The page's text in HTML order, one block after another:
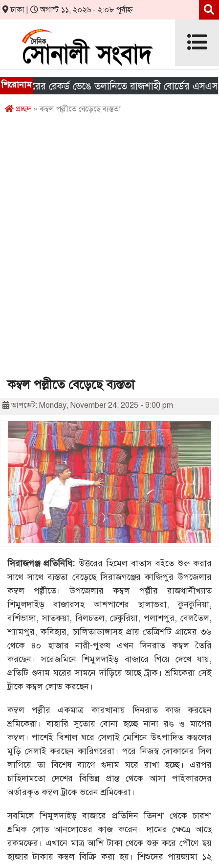
ঢাকা | অগাস্ট ১১, ২০২৬ - ২:০৮ পূর্বাহ্ন
শিরোনামরেকর্ড ভেঙে তলানিতে রাজশাহী বোর্ডের এসএসসির ফল
প্রচ্ছদ» কম্বল পল্লীতে বেড়েছে ব্যস্ততা
কম্বল পল্লীতে বেড়েছে ব্যস্ততা
আপডেট: Monday, November 24, 2025 - 9:00 pm
সিরাজগঞ্জ প্রতিনিধি: উত্তরের হিমেল বাতাস বইতে শুরু করার
সাথে সাথে ব্যস্ততা বেড়েছে সিরাজগঞ্জের কাজিপুর উপজেলার
কম্বল পল্লীতে। উপজেলার কম্বল পল্লীর রাজধানীখ্যাত
শিমুলদাইড় বাজারসহ আশপাশের ছালাভরা, কুনকুনিয়া,
বর্শিভাঙ্গা, সাতকয়া, বিলচতল, ঢেকুরিয়া, পলাশপুর, বেলতৈল,
শ্যামপুর, কবিহার, চালিতাডাঙ্গাসহ প্রায় তেত্রিশটি গ্রামের ৩৬
থেকে ৪০ হাজার নারী-পুরুষ এখন দিনরাত কম্বল তৈরি
করছেন। সরেজমিনে শিমুলদাইড় বাজারে গিয়ে দেখে যায়,
প্রতিটি গুদাম ঘরের সামনে দাঁড়িয়ে আছে ট্রাক। শ্রমিকেরা সেই
ট্রাকে কম্বল লোড করছেন।
কম্বল পল্লীর একমাত্র কারখানায় দিনরাত কাজ করছেন
শ্রমিকেরা। বাহারি সুতোয় বোনা হচ্ছে নানা রঙ ও মাপের
কম্বল। পাশেই বিশাল ঘরে সেলাই মেশিনে উৎপাদিত কম্বলের
মুড়ি সেলাই করছেন কারিগরেরা। পরে নিজস্ব দোকানের সিল
লাগিয়ে তা বিশেষ ব্যাগে গুদাম ঘরে রাখা হচ্ছে। এরপর
চাহিদামতো দেশের বিভিন্ন প্রান্ত থেকে আসা পাইকারদের
অর্ডারকৃত কম্বল ট্রাকে ভরেন শ্রমিকেরা।
সবমিলে শিমুলদাইড় বাজারে প্রতিদিন তিনশ’ থেকে চারশ’
শ্রমিক লোড আনলোডের কাজ করেন। দামের ক্ষেত্রে আছে
রকমফের। এখানে মাত্র আশি টাকা থেকে শুরু করে পৌণে ছয়
হাজার টাকায় কম্বল বিক্রি করা হয়। শিশুদের পায়জামা ১২